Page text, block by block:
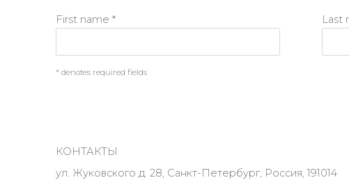
First name * Last
* denotes required fields
КОНТАКТЫ
ул. Жуковского д. 28, Санкт-Петербург, Россия, 191014